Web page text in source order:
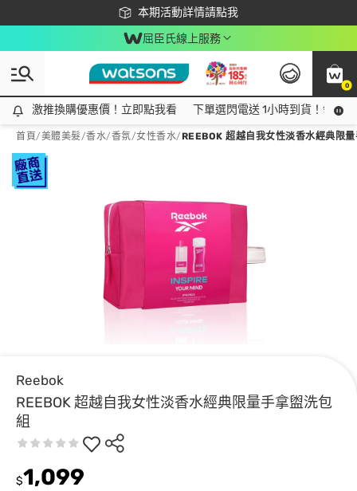
本期活動詳情請點我
下載app最高回饋$350
屈臣氏線上服務
0
激推換購優惠價！立即點我看
激推換購優惠價！立即點我看 下單選閃電送 1小時到貨！領神
首頁/美體美髮/香水/香氛/女性香水/REEBOK 超越自我女性淡香水經典限
Reebok
REEBOK 超越自我女性淡香水經典限量手拿盥洗包
組
$1,099